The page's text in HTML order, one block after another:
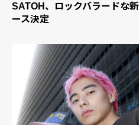
SATOH、ロックバラードな
ース決定